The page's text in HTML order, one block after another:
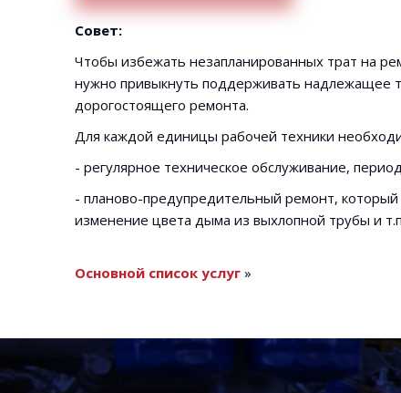
Совет:
Чтобы избежать незапланированных трат на
нужно привыкнуть поддерживать надлежащее
дорогостоящего ремонта.
Для каждой единицы рабочей техники
- регулярное техническое обслуживание,
- планово-предупредительный ремонт,
изменение цвета дыма из выхлопной трубы и
Основной список услуг »